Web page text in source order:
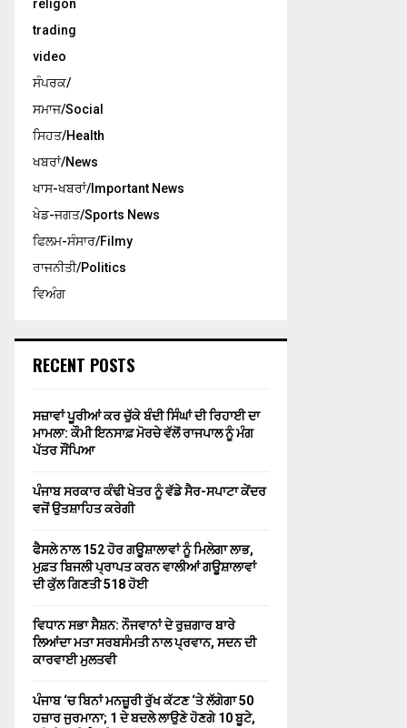
religon
trading
video
ਸੰਪਰਕ/
ਸਮਾਜ/Social
ਸਿਹਤ/Health
ਖਬਰਾਂ/News
ਖਾਸ-ਖਬਰਾਂ/Important News
ਖੇਡ-ਜਗਤ/Sports News
ਫਿਲਮ-ਸੰਸਾਰ/Filmy
ਰਾਜਨੀਤੀ/Politics
ਵਿਅੰਗ
RECENT POSTS
ਸਜ਼ਾਵਾਂ ਪੂਰੀਆਂ ਕਰ ਚੁੱਕੇ ਬੰਦੀ ਸਿੰਘਾਂ ਦੀ ਰਿਹਾਈ ਦਾ
ਮਾਮਲਾ: ਕੌਮੀ ਇਨਸਾਫ਼ ਮੋਰਚੇ ਵੱਲੋਂ ਰਾਜਪਾਲ ਨੂੰ ਮੰਗ
ਪੱਤਰ ਸੌਂਪਿਆ
ਪੰਜਾਬ ਸਰਕਾਰ ਕੰਢੀ ਖੇਤਰ ਨੂੰ ਵੱਡੇ ਸੈਰ-ਸਪਾਟਾ ਕੇਂਦਰ
ਵਜੋਂ ਉਤਸ਼ਾਹਿਤ ਕਰੇਗੀ
ਫੈਸਲੇ ਨਾਲ 152 ਹੋਰ ਗਊਸ਼ਾਲਾਵਾਂ ਨੂੰ ਮਿਲੇਗਾ ਲਾਭ,
ਮੁਫ਼ਤ ਬਿਜਲੀ ਪ੍ਰਾਪਤ ਕਰਨ ਵਾਲੀਆਂ ਗਊਸ਼ਾਲਾਵਾਂ
ਦੀ ਕੁੱਲ ਗਿਣਤੀ 518 ਹੋਈ
ਵਿਧਾਨ ਸਭਾ ਸੈਸ਼ਨ: ਨੌਜਵਾਨਾਂ ਦੇ ਰੁਜ਼ਗਾਰ ਬਾਰੇ
ਲਿਆਂਦਾ ਮਤਾ ਸਰਬਸੰਮਤੀ ਨਾਲ ਪ੍ਰਵਾਨ, ਸਦਨ ਦੀ
ਕਾਰਵਾਈ ਮੁਲਤਵੀ
ਪੰਜਾਬ ‘ਚ ਬਿਨਾਂ ਮਨਜ਼ੂਰੀ ਰੁੱਖ ਕੱਟਣ ‘ਤੇ ਲੱਗੇਗਾ 50
ਹਜ਼ਾਰ ਜੁਰਮਾਨਾ; 1 ਦੇ ਬਦਲੇ ਲਾਉਣੇ ਹੋਣਗੇ 10 ਬੂਟੇ,